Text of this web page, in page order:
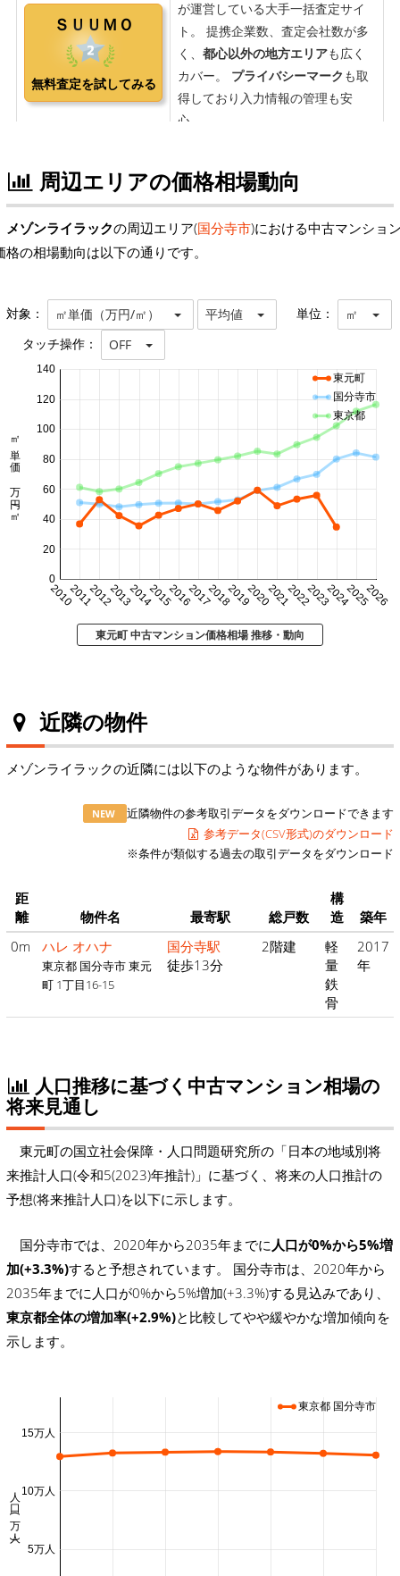
周辺エリアの価格相場動向
メゾンライラックの周辺エリア(国分寺市)における中古マンショ
格の相場動向は以下の通りです。
対象： ㎡単価（万円/㎡） 平均値 単位： ㎡
タッチ操作： OFF
20102011201220132014201520162017201820192020202120222023202420252026
0
20
40
60
80
100
120
140
㎡単価 万円/㎡
東元町
国分寺市
東京都
東元町 中古マンション価格相場 推移・動向
近隣の物件
メゾンライラックの近隣には以下のような物件があります。
NEW
近隣物件の参考取引データをダウンロードできます
参考データ(CSV形式)のダウンロード
※条件が類似する過去の取引データをダウンロード
距
離
物件名 最寄駅 総戸数
構
造
築年
0m
ハレ オハナ
東京都 国分寺市 東元
町 1丁目16-15
国分寺駅
徒歩13分
2階建
軽
量
鉄
骨
2017
年
人口推移に基づく中古マンション相場の
将来見通し
東元町の国立社会保障・人口問題研究所の「日本の地域別将
来推計人口(令和5(2023)年推計)」に基づく、将来の人口推計の
予想(将来推計人口)を以下に示します。
国分寺市では、2020年から2035年までに 人口が0%から5%増
加(+3.3%)すると予想されています。 国分寺市は、2020年から
2035年までに人口が0%から5%増加(+3.3%)する見込みであり、
東京都全体の増加率(+2.9%)と比較してやや緩やかな増加傾向を
示します。
5万人
10万人
15万人
人口 (万人)
東京都 国分寺市